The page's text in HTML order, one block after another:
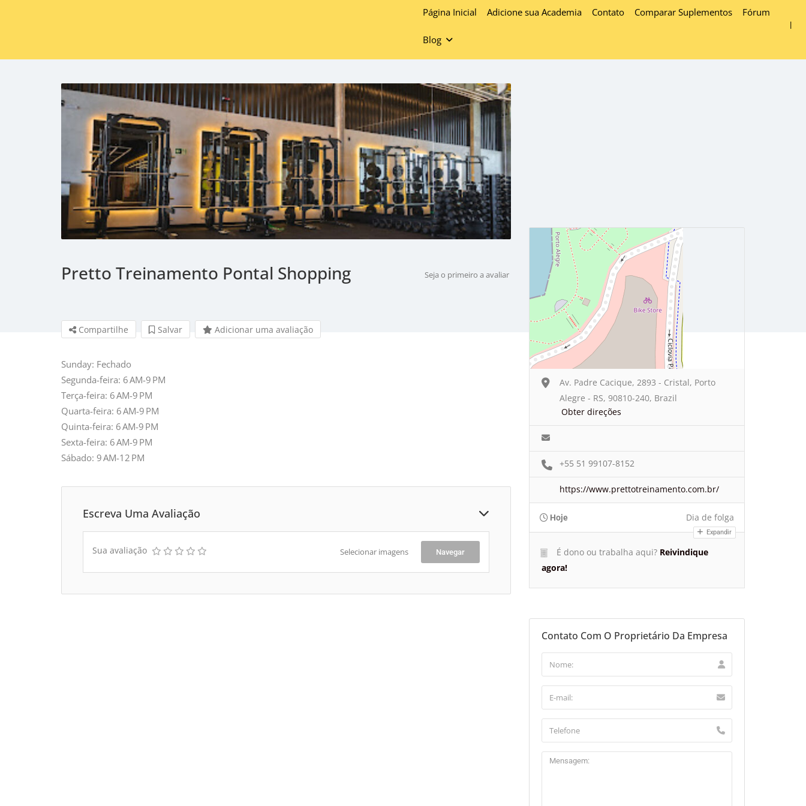
Página Inicial Adicione sua Academia Contato Comparar Suplementos Fórum
Blog
Pretto Treinamento Pontal Shopping Seja o primeiro a avaliar
Compartilhe Salvar Adicionar uma avaliação
Sunday: Fechado
Segunda-feira: 6 AM-9 PM
Terça-feira: 6 AM-9 PM
Quarta-feira: 6 AM-9 PM
Quinta-feira: 6 AM-9 PM
Sexta-feira: 6 AM-9 PM
Sábado: 9 AM-12 PM
Escreva Uma Avaliação
Sua avaliação Selecionar imagens Navegar
Av. Padre Cacique, 2893 - Cristal, Porto
Alegre - RS, 90810-240, Brazil
Obter direções
+55 51 99107-8152
https://www.prettotreinamento.com.br/
Hoje Dia de folga
Expandir
É dono ou trabalha aqui? Reivindique
agora!
Contato Com O Proprietário Da Empresa